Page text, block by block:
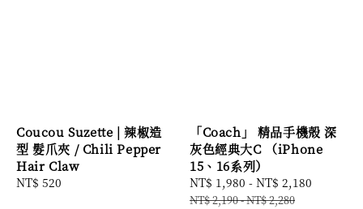
Coucou Suzette | 辣椒造
型 髮爪夾 / Chili Pepper
Hair Claw
Regular
NT$ 520
「Coach」 精品手機殼 深
灰色經典大C （iPhone
15、16系列）
Sale
price
NT$ 1,980 - NT$ 2,180
NT$ 2,190-NT$ 2,280